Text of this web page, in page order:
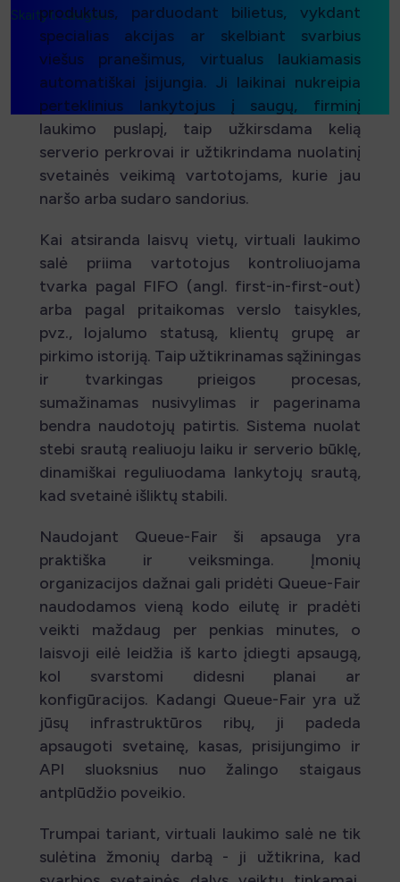
Skaityti daugiau...
produktus, parduodant bilietus, vykdant
specialias akcijas ar skelbiant svarbius
viešus pranešimus, virtualus laukiamasis
automatiškai įsijungia. Ji laikinai nukreipia
perteklinius lankytojus į saugų, firminį
laukimo puslapį, taip užkirsdama kelią
serverio perkrovai ir užtikrindama nuolatinį
svetainės veikimą vartotojams, kurie jau
naršo arba sudaro sandorius.
Kai atsiranda laisvų vietų, virtuali laukimo
salė priima vartotojus kontroliuojama
tvarka pagal FIFO (angl. first-in-first-out)
arba pagal pritaikomas verslo taisykles,
pvz., lojalumo statusą, klientų grupę ar
pirkimo istoriją. Taip užtikrinamas sąžiningas
ir tvarkingas prieigos procesas,
sumažinamas nusivylimas ir pagerinama
bendra naudotojų patirtis. Sistema nuolat
stebi srautą realiuoju laiku ir serverio būklę,
dinamiškai reguliuodama lankytojų srautą,
kad svetainė išliktų stabili.
Naudojant Queue-Fair ši apsauga yra
praktiška ir veiksminga. Įmonių
organizacijos dažnai gali pridėti Queue-Fair
naudodamos vieną kodo eilutę ir pradėti
veikti maždaug per penkias minutes, o
laisvoji eilė leidžia iš karto įdiegti apsaugą,
kol svarstomi didesni planai ar
konfigūracijos. Kadangi Queue-Fair yra už
jūsų infrastruktūros ribų, ji padeda
apsaugoti svetainę, kasas, prisijungimo ir
API sluoksnius nuo žalingo staigaus
antplūdžio poveikio.
Trumpai tariant, virtuali laukimo salė ne tik
sulėtina žmonių darbą - ji užtikrina, kad